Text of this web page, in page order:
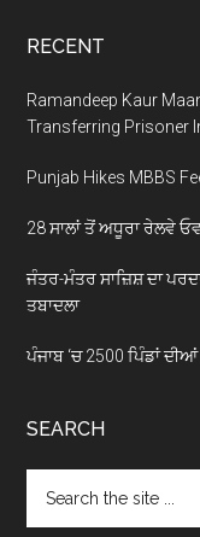
RECENT
Ramandeep Kaur
Transferring Prisoner
Punjab Hikes MBBS
28 ਸਾਲਾਂ ਤੋਂ ਅਧੂਰਾ ਰੇਲਵੇ
ਜੰਤਰ-ਮੰਤਰ ਸਾਜ਼ਿਸ਼ ਦਾ
ਤਬਾਦਲਾ
ਪੰਜਾਬ ‘ਚ 2500 ਪਿੰਡਾਂ
SEARCH
the